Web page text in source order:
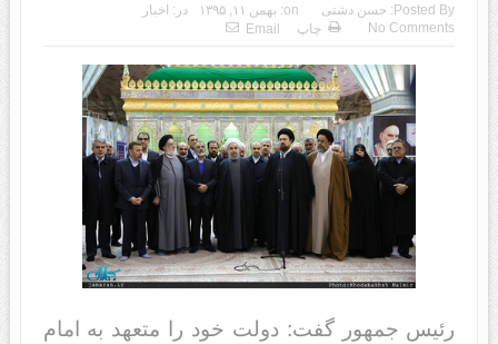
Posted By: حسن دشتی on: بهمن ۱۱, ۱۳۹۵ در: اخبار
No Comments
چاپ Email
رئیس جمهور گفت: دولت خود را متعهد به امام